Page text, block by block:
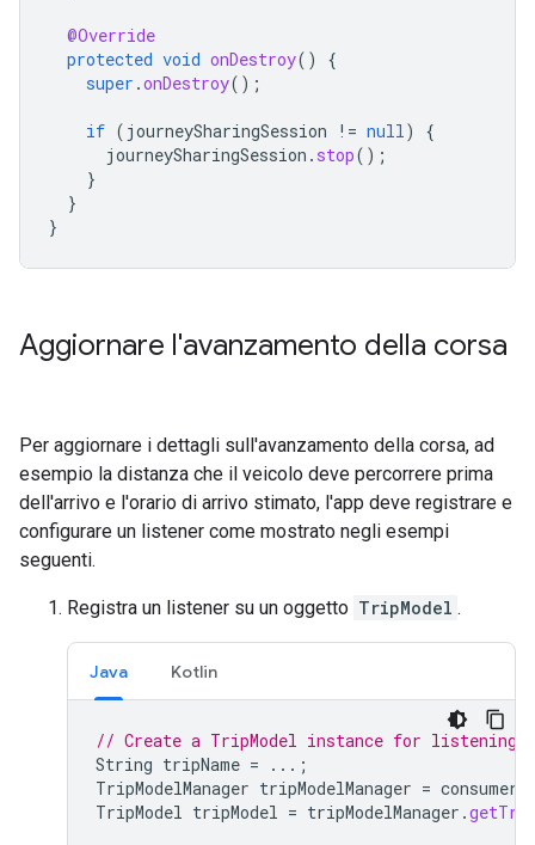
@Override
protected void onDestroy()
{
super .onDestroy();
if ( journeySharingSession != null)
{
journeySharingSession . stop();
}
}
}
Aggiornare l'avanzamento della corsa
Per aggiornare i dettagli sull'avanzamento della corsa, ad
esempio la distanza che il veicolo deve percorrere prima
dell'arrivo e l'orario di arrivo stimato, l'app deve registrare e
configurare un listener come mostrato negli esempi
seguenti.
Registra un listener su un oggetto TripModel .
Java Kotlin
// Create a TripModel instance for
String tripName =
...;
TripModelManager tripModelManager =
TripModel tripModel = tripModelManager .